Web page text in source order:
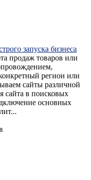
запуска бизнеса
продаж товаров или
регион или
сайты различной
сайта в поисковых
основных